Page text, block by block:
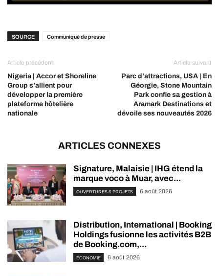
SOURCE Communiqué de presse
Article précédent
Nigeria | Accor et Shoreline
Group s’allient pour
développer la première
plateforme hôtelière
nationale
Article suivant
Parc d’attractions, USA | En
Géorgie, Stone Mountain
Park confie sa gestion à
Aramark Destinations et
dévoile ses nouveautés 2026
ARTICLES CONNEXES
Signature, Malaisie | IHG étend la
marque voco à Muar, avec...
OUVERTURES & PROJETS 6 août 2026
Distribution, International | Booking
Holdings fusionne les activités B2B
de Booking.com,...
ÉCONOMIE 6 août 2026